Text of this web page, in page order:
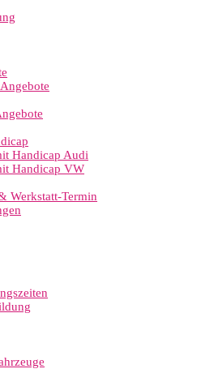
Handicap Audi
Handicap VW
Werkstatt-Termin